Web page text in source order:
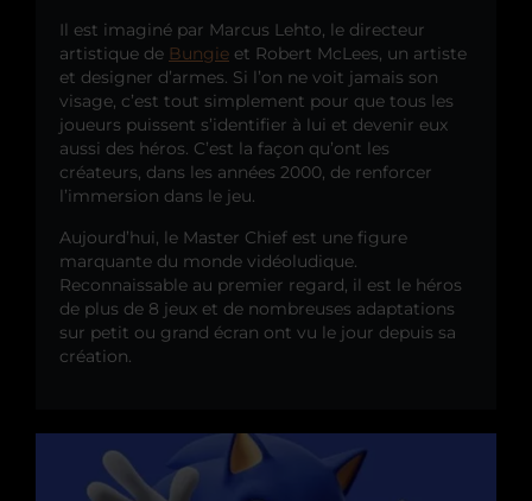
Il est imaginé par Marcus Lehto, le directeur
artistique de Bungie et Robert McLees, un artiste
et designer d’armes. Si l’on ne voit jamais son
visage, c’est tout simplement pour que tous les
joueurs puissent s’identifier à lui et devenir eux
aussi des héros. C’est la façon qu’ont les
créateurs, dans les années 2000, de renforcer
l’immersion dans le jeu.
Aujourd’hui, le Master Chief est une figure
marquante du monde vidéoludique.
Reconnaissable au premier regard, il est le héros
de plus de 8 jeux et de nombreuses adaptations
sur petit ou grand écran ont vu le jour depuis sa
création.